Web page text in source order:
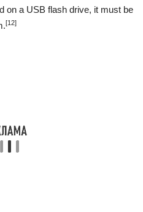
on a USB flash drive, it must be
[12]